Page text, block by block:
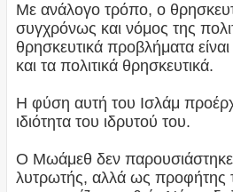
Με ανάλογο τρόπο, ο
συγχρόνως και νόμος της
θρησκευτικά προβλήματα
και τα πολιτικά θρησκευτικά.
Η φύση αυτή του Ισλάμ
ιδιότητα του ιδρυτού του.
Ο Μωάμεθ δεν παρουσιάστηκε
λυτρωτής, αλλά ως προφήτης